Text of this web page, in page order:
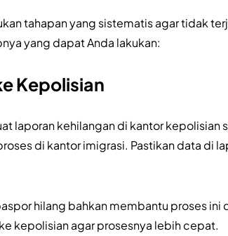
tahapan yang sistematis agar tidak
yang dapat Anda lakukan:
Kepolisian
laporan kehilangan di kantor kepolisian
di kantor imigrasi. Pastikan data di
hilang bahkan membantu proses
kepolisian agar prosesnya lebih cepat.